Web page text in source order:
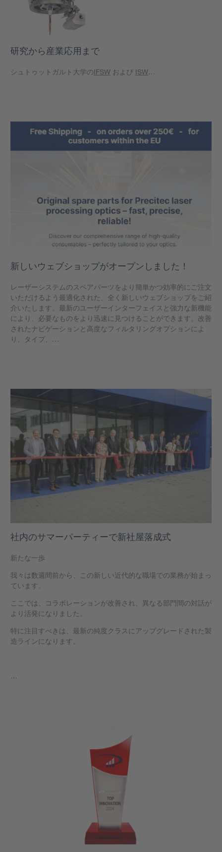
研究から産業応用まで
シュトゥットガルト大学のIFSW および ISW…
新しいウェブショップがオープンしました！
レーザーシステムのスペアパーツをより簡単かつ効率的にご注文
いただけるよう最適化された、全く新しいウェブショップをご紹
介いたします。最新のユーザーインターフェイスと強力な新機能
により、必要なものをより迅速に見つけることができます。改善
されたナビゲーションと高度なフィルタリングオプションによ
り、タイプ、…
社内のサマーパーティーで新社屋落成式
新たな一歩
我々は数週間前から、この新しい近代的な職場での業務が始まっ
ています。
ここでは、コラボレーションが改善され、異なる部門間の対話が
より活発になりました。
特に注目すべきは、最新の純度クラスにアップグレードされた製
造ラインになります。
…